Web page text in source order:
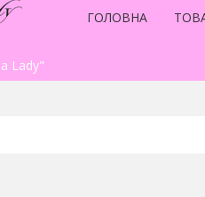
Lady"
ГОЛОВНА